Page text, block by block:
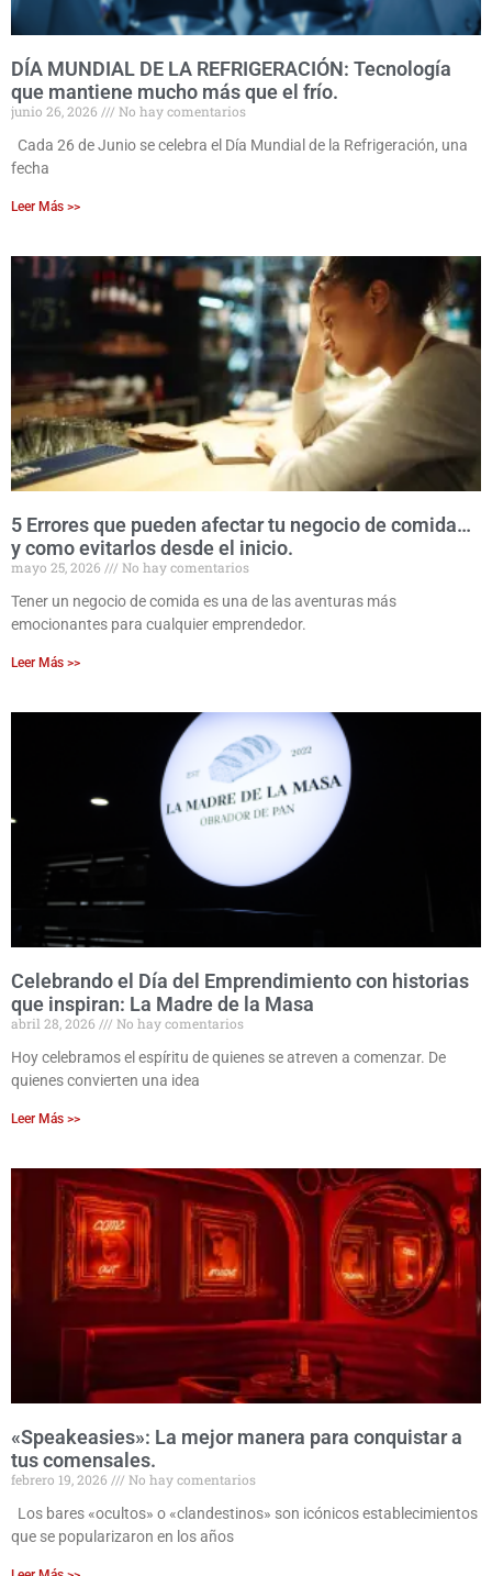
DÍA MUNDIAL DE LA REFRIGERACIÓN: Tecnología
que mantiene mucho más que el frío.
junio 26, 2026
No hay comentarios
Cada 26 de Junio se celebra el Día Mundial de la Refrigeración, una
fecha
Leer Más >>
5 Errores que pueden afectar tu negocio de comida…
y como evitarlos desde el inicio.
mayo 25, 2026
No hay comentarios
Tener un negocio de comida es una de las aventuras más
emocionantes para cualquier emprendedor.
Leer Más >>
Celebrando el Día del Emprendimiento con historias
que inspiran: La Madre de la Masa
abril 28, 2026
No hay comentarios
Hoy celebramos el espíritu de quienes se atreven a comenzar. De
quienes convierten una idea
Leer Más >>
«Speakeasies»: La mejor manera para conquistar a
tus comensales.
febrero 19, 2026
No hay comentarios
Los bares «ocultos» o «clandestinos» son icónicos establecimientos
que se popularizaron en los años